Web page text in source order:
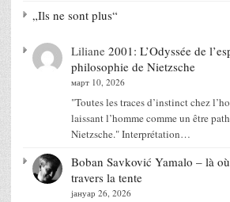
„Ils ne sont plus“
Liliane 2001: L’Odyssée de
philosophie de Nietzsche
март 10, 2026
"Toutes les traces d’instinct chez
laissant l’homme comme un être
Nietzsche." Interprétation…
Boban Savković Yamalo – là
travers la tente
јануар 26, 2026